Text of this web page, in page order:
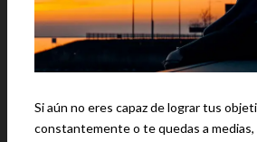
Si aún no eres capaz de lograr tus
constantemente o te quedas a